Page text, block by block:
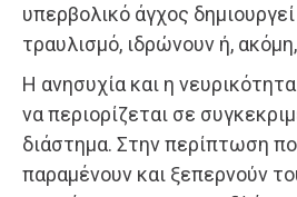
υπερβολικό άγχος
τραυλισμό, ιδρώνουν ή,
Η ανησυχία και η νευρικότητα
να περιορίζεται σε
διάστημα. Στην περίπτωση
παραμένουν και ξεπερνούν